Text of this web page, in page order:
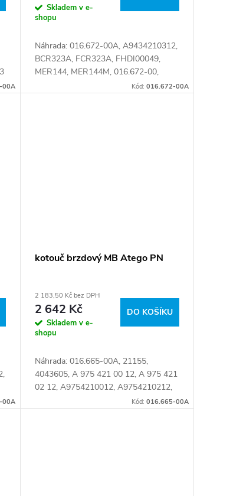
00A
Skladem v e-
shopu
Náhrada: 016.672-00A, A9434210312,
BCR323A, FCR323A, FHDI00049,
MER144, MER144M, 016.672-00,
100.462, 215.175, 33642 01, 4.63995,
Kód: 016.672-00A
00A
kotouč brzdový MB Atego PN
2 183,50 Kč bez DPH
2 642 Kč
Skladem v e-
shopu
DO KOŠÍKU
Náhrada: 016.665-00A, 21155,
4043605, A 975 421 00 12, A 975 421
02 12, A9754210012, A9754210212,
BCR189A, BS5290, FCR189A, II30676,
Kód: 016.665-00A